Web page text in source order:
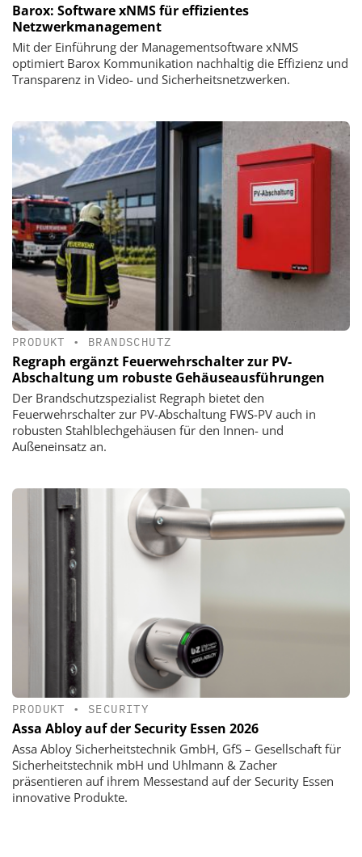
Barox: Software xNMS für effizientes
Netzwerkmanagement
Mit der Einführung der Managementsoftware xNMS
optimiert Barox Kommunikation nachhaltig die Effizienz und
Transparenz in Video- und Sicherheitsnetzwerken.
PRODUKT • BRANDSCHUTZ
Regraph ergänzt Feuerwehrschalter zur PV-
Abschaltung um robuste Gehäuseausführungen
Der Brandschutzspezialist Regraph bietet den
Feuerwehrschalter zur PV-Abschaltung FWS-PV auch in
robusten Stahlblechgehäusen für den Innen- und
Außeneinsatz an.
PRODUKT • SECURITY
Assa Abloy auf der Security Essen 2026
Assa Abloy Sicherheitstechnik GmbH, GfS – Gesellschaft für
Sicherheitstechnik mbH und Uhlmann & Zacher
präsentieren auf ihrem Messestand auf der Security Essen
innovative Produkte.